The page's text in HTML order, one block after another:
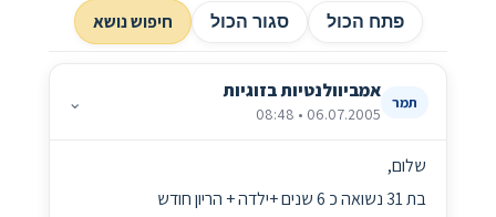
פתח הכול סגור הכול חיפוש נושא
תמר אמביוולנטיות בזוגיות
06.07.2005 • 08:48
⌄
שלום,
בת 31 נשואה כ 6 שנים +ילדה + הריון חודש